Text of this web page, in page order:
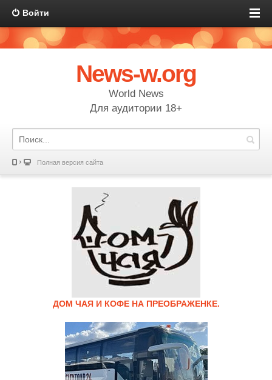
Войти
News-w.org
World News
Для аудитории 18+
Полная версия сайта
ДОМ ЧАЯ И КОФЕ НА ПРЕОБРАЖЕНКЕ.